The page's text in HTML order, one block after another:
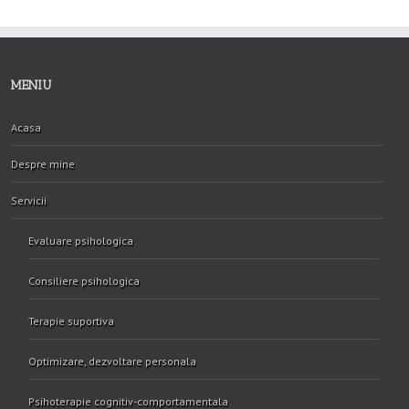
MENIU
Acasa
Despre mine
Servicii
Evaluare psihologica
Consiliere psihologica
Terapie suportiva
Optimizare, dezvoltare personala
Psihoterapie cognitiv-comportamentala